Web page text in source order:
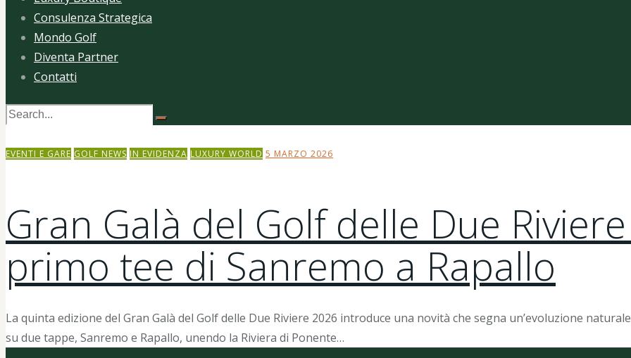
Consulenza Strategica
Mondo Golf
Diventa Partner
Contatti
EVENTI E GARE GOLF NEWS IN EVIDENZA LUXURY WORLD 5 MARZO 2026
Gran Galà del Golf delle Due
primo tee di Sanremo a Rapallo
La quinta edizione del Gran Galà del Golf delle Due Riviere 2026 introduce una novità che segna un’evoluzione
su due tappe, Sanremo e Rapallo, unendo la Riviera di Ponente…